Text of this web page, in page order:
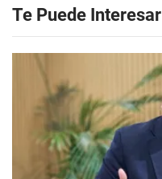
Te Puede Interesar